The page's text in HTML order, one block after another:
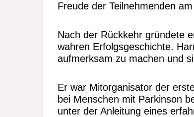
Freude der Teilnehmenden
Nach der Rückkehr gründete
wahren Erfolgsgeschichte.
aufmerksam zu machen und
Er war Mitorganisator der
bei Menschen mit Parkinson
unter der Anleitung eines